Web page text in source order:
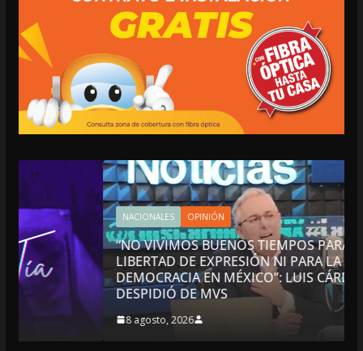
NACIONALES OPINIÓN
“NO VIVIMOS BUENOS TIEMPOS PARA LA
LIBERTAD DE EXPRESIÓN NI PARA LA
DEMOCRACIA EN MÉXICO”: LUIS CÁRDENAS; SE
DESPIDIÓ DE MVS
8 agosto, 2026